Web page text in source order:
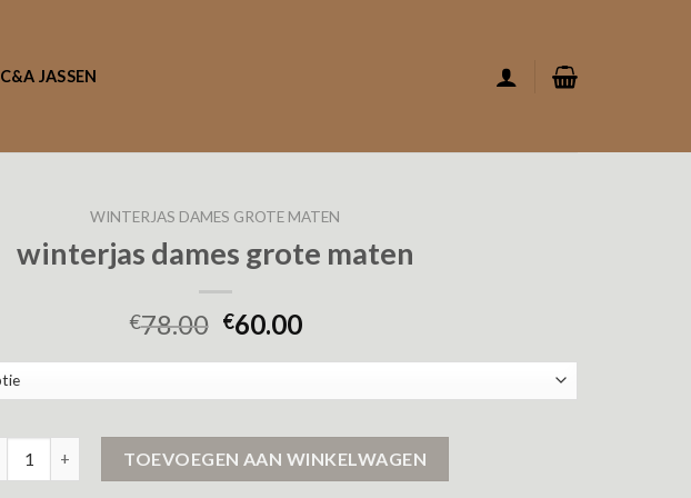
C&A JASSEN
WINTERJAS DAMES GROTE MATEN
winterjas dames grote maten
€78.00 €60.00
TOEVOEGEN AAN WINKELWAGEN